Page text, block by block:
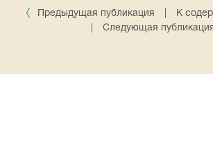
Предыдущая публикация
К
Следующая